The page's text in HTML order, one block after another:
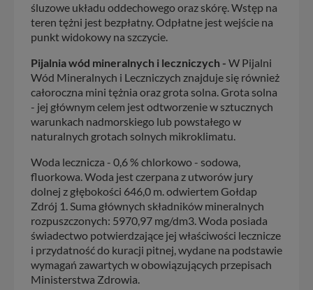
śluzowe układu oddechowego oraz skórę. Wstęp na
teren tężni jest bezpłatny. Odpłatne jest wejście na
punkt widokowy na szczycie.
Pijalnia wód mineralnych i leczniczych - W Pijalni
Wód Mineralnych i Leczniczych znajduje się również
całoroczna mini tężnia oraz grota solna. Grota solna
- jej głównym celem jest odtworzenie w sztucznych
warunkach nadmorskiego lub powstałego w
naturalnych grotach solnych mikroklimatu.
Woda lecznicza - 0,6 % chlorkowo - sodowa,
fluorkowa. Woda jest czerpana z utworów jury
dolnej z głębokości 646,0 m. odwiertem Gołdap
Zdrój 1. Suma głównych składników mineralnych
rozpuszczonych: 5970,97 mg/dm3. Woda posiada
świadectwo potwierdzające jej właściwości lecznicze
i przydatność do kuracji pitnej, wydane na podstawie
wymagań zawartych w obowiązujących przepisach
Ministerstwa Zdrowia.